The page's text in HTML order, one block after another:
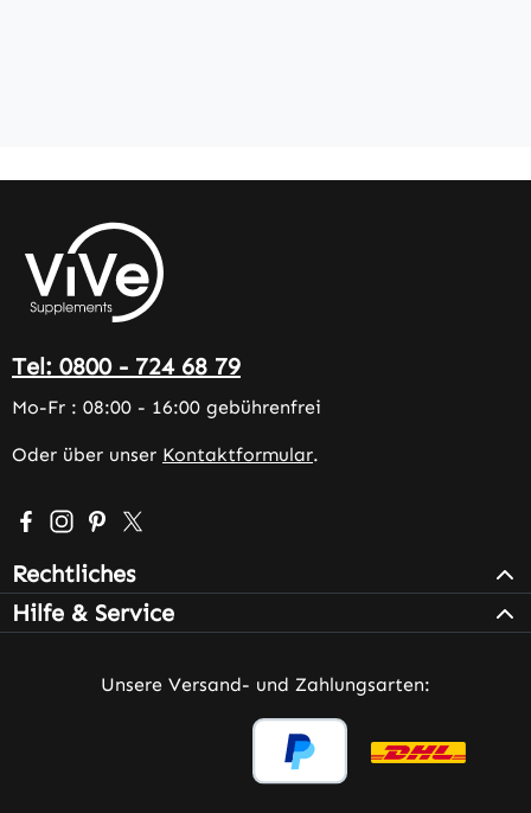
Tel: 0800 - 724 68 79
Mo-Fr : 08:00 - 16:00 gebührenfrei
Oder über unser Kontaktformular.
Besuche uns auf Facebook – öffnet in neuem Tab
Schau auf Instagram vorbei – öffnet in neuem Tab
Lass dich auf Pinterest inspirieren – öffnet in
Folge uns auf X – öffnet in neuem Tab
Rechtliches
Hilfe & Service
Unsere Versand- und Zahlungsarten: